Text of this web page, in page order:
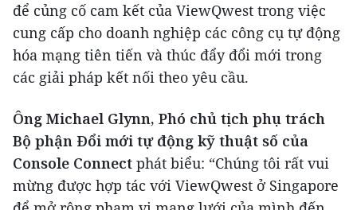
để củng cố cam kết của ViewQwest trong việc
cung cấp cho doanh nghiệp các công cụ tự động
hóa mạng tiên tiến và thúc đẩy đổi mới trong
các giải pháp kết nối theo yêu cầu.
Ông Michael Glynn, Phó chủ tịch phụ trách
Bộ phận Đổi mới tự động kỹ thuật số của
Console Connect phát biểu: “Chúng tôi rất vui
mừng được hợp tác với ViewQwest ở Singapore